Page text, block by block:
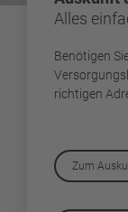
Alles
Benötigen
richtigen
Zum